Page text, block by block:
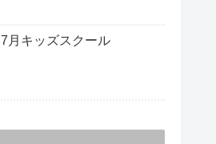
7月キッズスクール